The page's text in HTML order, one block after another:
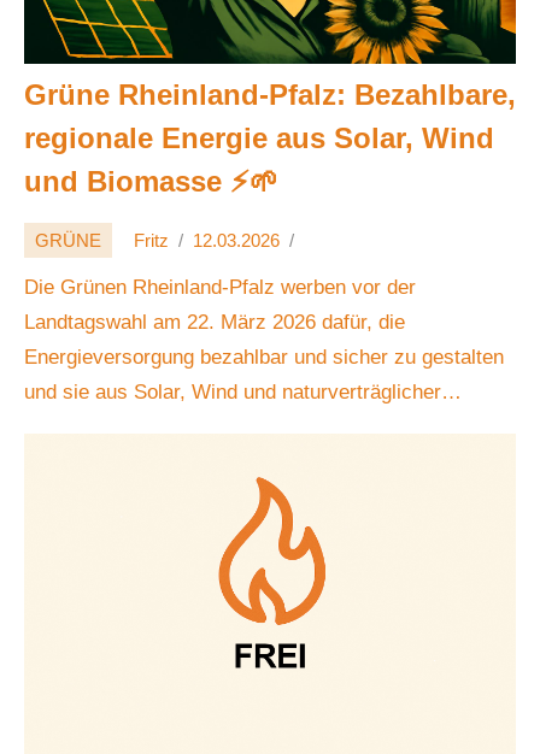
Grüne Rheinland-Pfalz: Bezahlbare,
regionale Energie aus Solar, Wind
und Biomasse ⚡🌱
GRÜNE Fritz 12.03.2026
Die Grünen Rheinland-Pfalz werben vor der
Landtagswahl am 22. März 2026 dafür, die
Energieversorgung bezahlbar und sicher zu gestalten
und sie aus Solar, Wind und naturverträglicher